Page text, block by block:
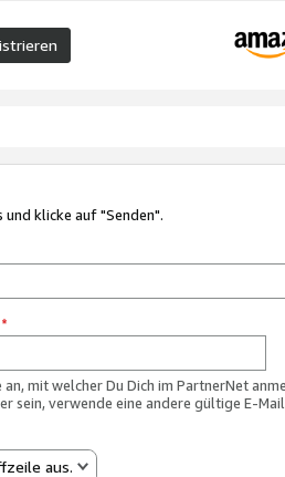
klicke auf "Senden".
*
mit welcher Du Dich im PartnerNet
sein, verwende eine andere gültige E-
aus.